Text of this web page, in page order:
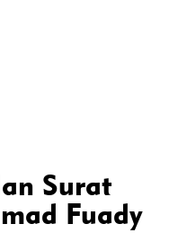
Surat
Fuady